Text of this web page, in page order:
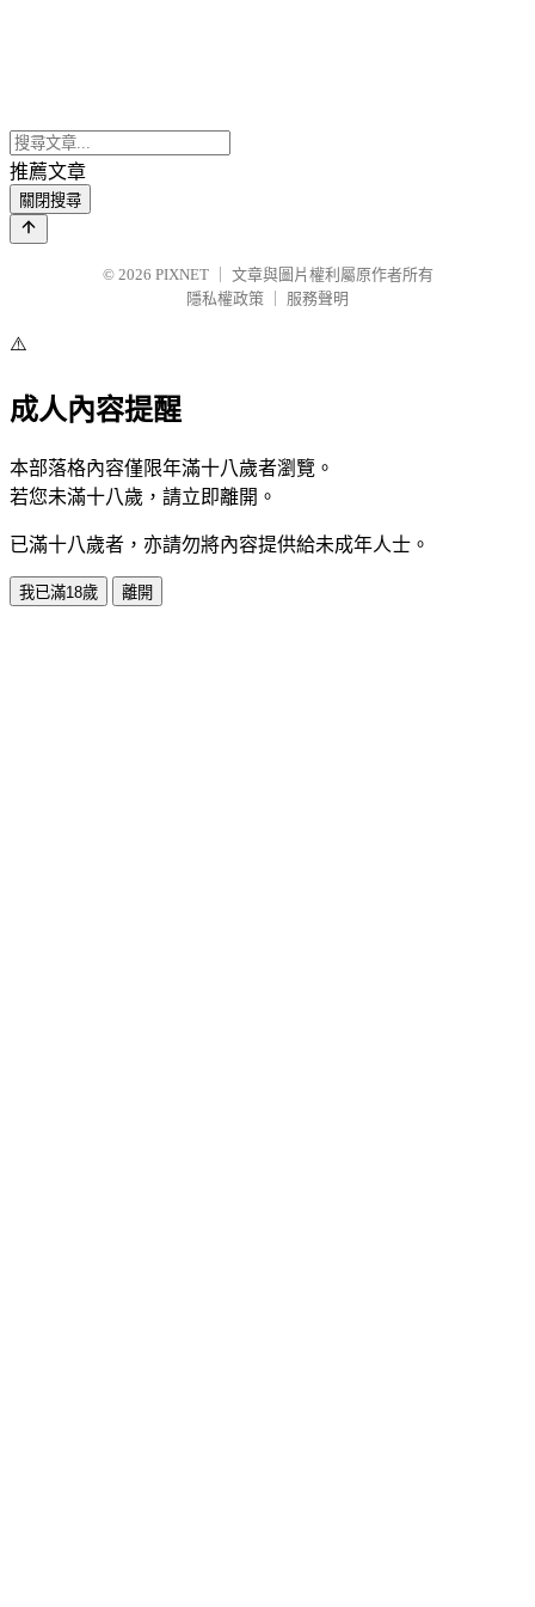
推薦文章
關閉搜尋
© 2026 PIXNET
文章與圖片權利屬原作者所有
隱私權政策
服務聲明
⚠️
成人內容提醒
本部落格內容僅限年滿十八歲者瀏覽。
若您未滿十八歲，請立即離開。
已滿十八歲者，亦請勿將內容提供給未成年人士。
我已滿18歲 離開